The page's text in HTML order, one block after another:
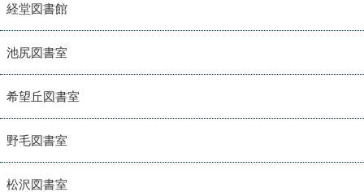
経堂図書館
池尻図書室
希望丘図書室
野毛図書室
松沢図書室